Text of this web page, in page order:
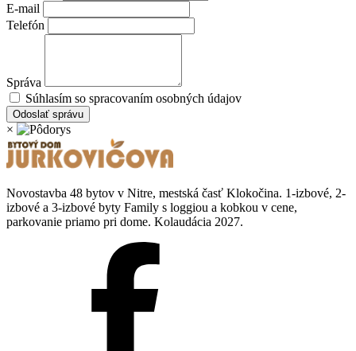
E-mail
Telefón
Správa
Súhlasím so spracovaním osobných údajov
Odoslať správu
×
Novostavba 48 bytov v Nitre, mestská časť Klokočina. 1-izbové, 2-
izbové a 3-izbové byty Family s loggiou a kobkou v cene,
parkovanie priamo pri dome. Kolaudácia 2027.